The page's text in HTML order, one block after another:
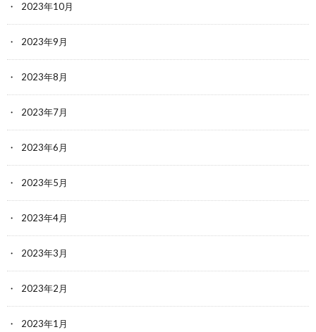
2023年10月
2023年9月
2023年8月
2023年7月
2023年6月
2023年5月
2023年4月
2023年3月
2023年2月
2023年1月